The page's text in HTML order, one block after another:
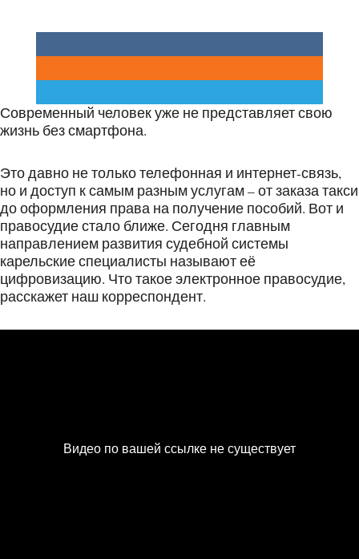
Современный человек уже не представляет свою
жизнь без смартфона.
Это давно не только телефонная и интернет-связь,
но и доступ к самым разным услугам – от заказа такси
до оформления права на получение пособий. Вот и
правосудие стало ближе. Сегодня главным
направлением развития судебной системы
карельские специалисты называют её
цифровизацию. Что такое электронное правосудие,
расскажет наш корреспондент.